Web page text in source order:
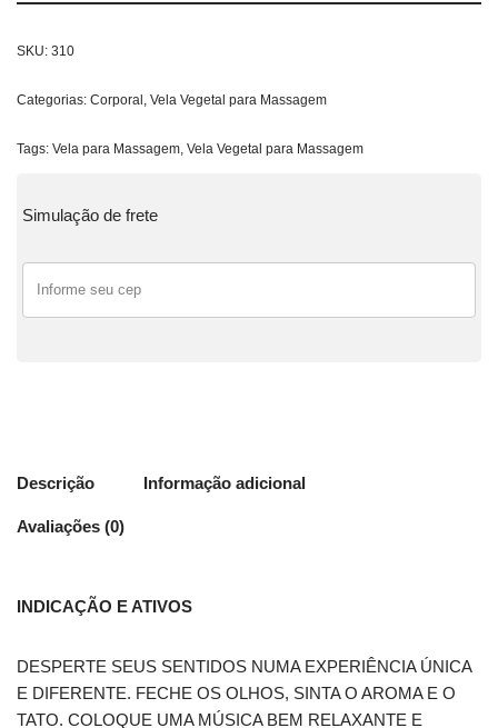
SKU: 310
Categorias: Corporal Vela Vegetal para Massagem
Tags: Vela para Massagem Vela Vegetal para Massagem
Simulação de frete
Descrição Informação adicional
Avaliações (0)
INDICAÇÃO E ATIVOS
DESPERTE SEUS SENTIDOS NUMA EXPERIÊNCIA ÚNICA
E DIFERENTE. FECHE OS OLHOS, SINTA O AROMA E O
TATO. COLOQUE UMA MÚSICA BEM RELAXANTE E